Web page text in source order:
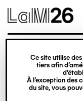
Gestion des
Ce site utilise
tiers afin
À l’exception des
du site, vous
contenu